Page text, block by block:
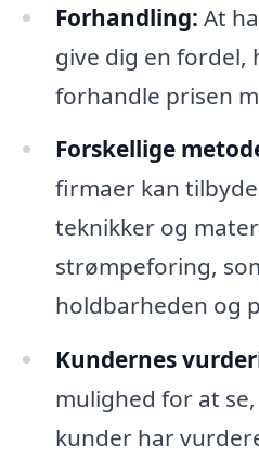
Forhandling: At
give dig en fordel,
forhandle prisen
Forskellige
firmaer kan
teknikker og
strømpeforing,
holdbarheden og
Kundernes
mulighed for at
kunder har